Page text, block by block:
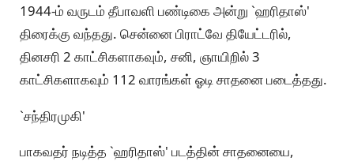
1944-ம் வருடம் தீபாவளி பண்டிகை அன்று `ஹரிதாஸ்'
திரைக்கு வந்தது. சென்னை பிராட்வே தியேட்டரில்,
தினசரி 2 காட்சிகளாகவும், சனி, ஞாயிறில் 3
காட்சிகளாகவும் 112 வாரங்கள் ஓடி சாதனை படைத்தது.
`சந்திரமுகி'
பாகவதர் நடித்த `ஹரிதாஸ்' படத்தின் சாதனையை,